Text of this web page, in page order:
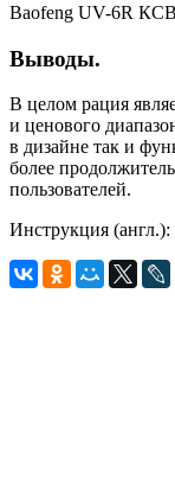
Baofeng UV-6R
Выводы.
В целом рация
и ценового
в дизайне так и
более
пользователей.
Инструкция (англ.):